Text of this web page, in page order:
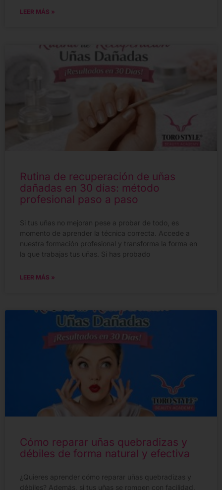
LEER MÁS »
Rutina de recuperación de uñas
dañadas en 30 días: método
profesional paso a paso
Si tus uñas no mejoran pese a probar de todo, es
momento de aprender la técnica correcta. Accede a
nuestra formación profesional y transforma la forma en
la que trabajas tus uñas. Si has probado
LEER MÁS »
Cómo reparar uñas quebradizas y
débiles de forma natural y efectiva
¿Quieres aprender cómo reparar uñas quebradizas y
débiles? Además, si tus uñas se rompen con facilidad,